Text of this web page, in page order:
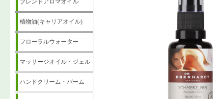
ブレンドアロマオイル
植物油(キャリアオイル)
フローラルウォーター
マッサージオイル・ジェル
ハンドクリーム・バーム